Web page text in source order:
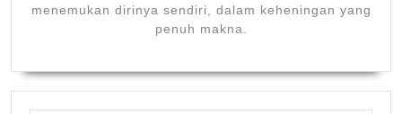
menemukan dirinya sendiri, dalam keheningan yang
penuh makna.